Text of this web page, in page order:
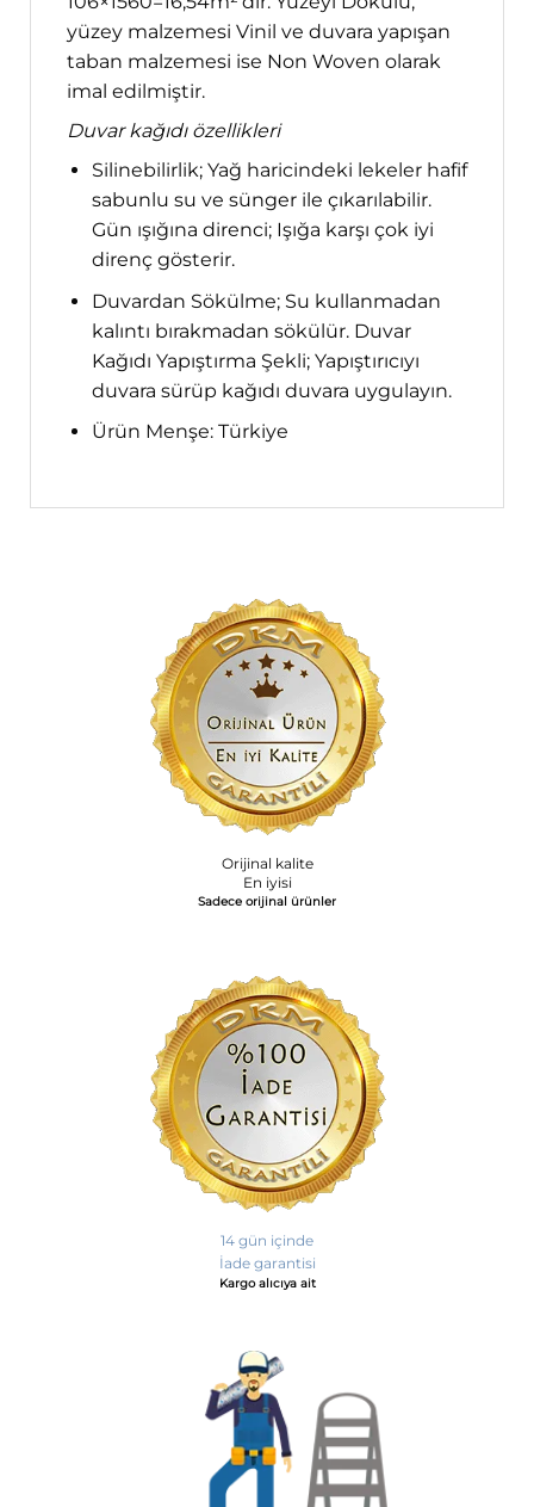
yüzey malzemesi Vinil ve duvara yapışan
taban malzemesi ise Non Woven olarak
imal edilmiştir.
Duvar kağıdı özellikleri
Silinebilirlik; Yağ haricindeki lekeler hafif
sabunlu su ve sünger ile çıkarılabilir.
Gün ışığına direnci; Işığa karşı çok iyi
direnç gösterir.
Duvardan Sökülme; Su kullanmadan
kalıntı bırakmadan sökülür. Duvar
Kağıdı Yapıştırma Şekli; Yapıştırıcıyı
duvara sürüp kağıdı duvara uygulayın.
Ürün Menşe: Türkiye
Orijinal kalite
En iyisi
Sadece orijinal ürünler
14 gün içinde
İade garantisi
Kargo alıcıya ait